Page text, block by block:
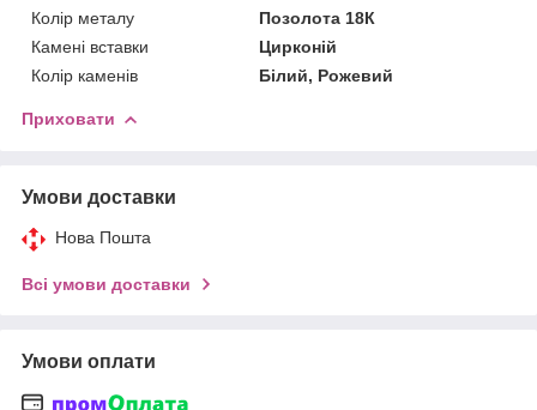
Колір металу
Позолота 18К
Камені вставки
Цирконій
Колір каменів
Білий, Рожевий
Приховати
Умови доставки
Нова Пошта
Всі умови доставки
Умови оплати